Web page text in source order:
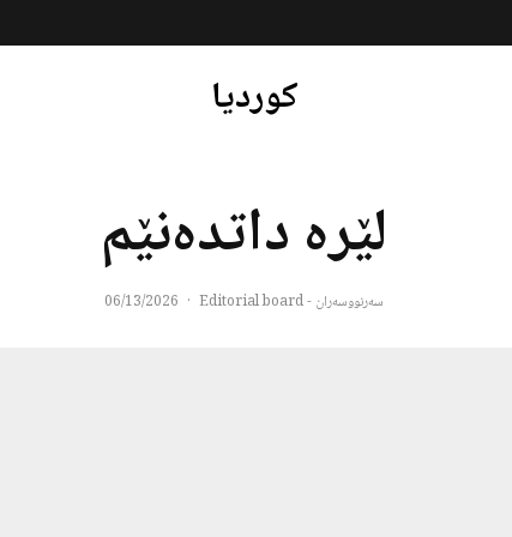
کوردیا
لێرە داتدەنێم
سەرنووسەران - Editorial board ·
06/13/2026